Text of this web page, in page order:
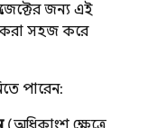
জন্য এই
করা সহজ করে
পারেন: